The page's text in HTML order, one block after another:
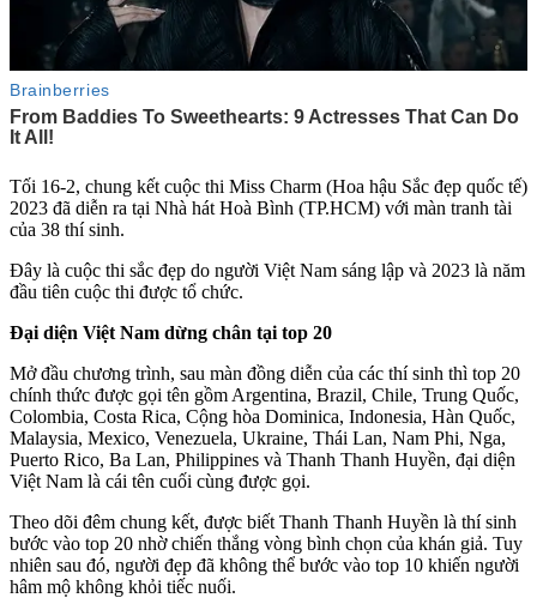
Tối 16-2, chung kết cuộc thi Miss Charm (Hoa hậu Sắc đẹp quốc tế)
2023 đã diễn ra tại Nhà hát Hoà Bình (TP.HCM) với màn tranh tài
của 38 thí sinh.
Đây là cuộc thi sắc đẹp do người Việt Nam sáng lập và 2023 là năm
đầu tiên cuộc thi được tổ chức.
Đại diện Việt Nam dừng chân tại top 20
Mở đầu chương trình, sau màn đồng diễn của các thí sinh thì top 20
chính thức được gọi tên gồm Argentina, Brazil, Chile, Trung Quốc,
Colombia, Costa Rica, Cộng hòa Dominica, Indonesia, Hàn Quốc,
Malaysia, Mexico, Venezuela, Ukraine, Thái Lan, Nam Phi, Nga,
Puerto Rico, Ba Lan, Philippines và Thanh Thanh Huyền, đại diện
Việt Nam là cái tên cuối cùng được gọi.
Theo dõi đêm chung kết, được biết Thanh Thanh Huyền là thí sinh
bước vào top 20 nhờ chiến thắng vòng bình chọn của khán giả. Tuy
nhiên sau đó, người đẹp đã không thể bước vào top 10 khiến người
hâm mộ không khỏi tiếc nuối.